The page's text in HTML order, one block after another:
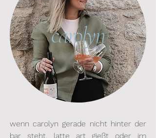
carolyn
wenn carolyn gerade nicht hinter der
bar steht, latte art gießt oder im